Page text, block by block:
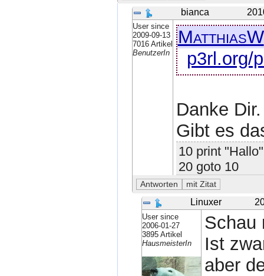
bianca
User since
2009-09-13
7016 Artikel
BenutzerIn
MatthiasW
p3rl.org/
Danke Dir.
Gibt es
10 print "Hallo"
20 goto 10
Linuxer
User since
2006-01-27
3895 Artikel
HausmeisterIn
Schau
Ist
aber